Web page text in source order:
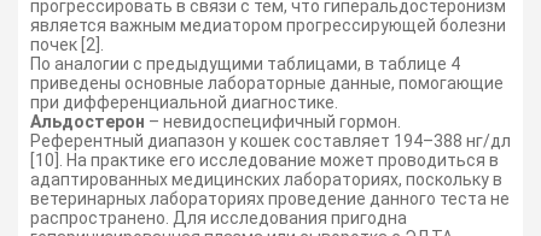
прогрессировать в связи с тем, что гиперальдостеронизм
является важным медиатором прогрессирующей болезни
почек [2].
По аналогии с предыдущими таблицами, в таблице 4
приведены основные лабораторные данные, помогающие
при дифференциальной диагностике.
Альдостерон – невидоспецифичный гормон.
Референтный диапазон у кошек составляет 194–388 нг/дл
[10]. На практике его исследование может проводиться в
адаптированных медицинских лабораториях, поскольку в
ветеринарных лабораториях проведение данного теста не
распространено. Для исследования пригодна